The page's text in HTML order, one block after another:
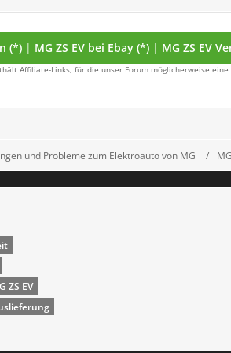
30243.70 €
ZS/ZS MCE/EHS/Marvel
(*)| MG ZS EV bei Ebay (*)| MG ZS EV
Affiliate-Links, für die unser Forum möglicherweise eine
und Probleme zum Elektroauto von MG
ZS EV